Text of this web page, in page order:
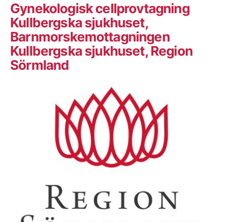
Gynekologisk cellprovtagning
Kullbergska sjukhuset,
Barnmorskemottagningen
Kullbergska sjukhuset, Region
Sörmland